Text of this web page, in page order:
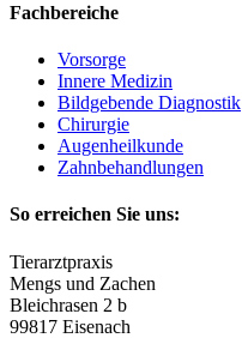
Fachbereiche
Vorsorge
Innere Medizin
Bildgebende Diagnostik
Chirurgie
Augenheilkunde
Zahnbehandlungen
So erreichen Sie uns:
Tierarztpraxis
Mengs und Zachen
Bleichrasen 2 b
99817 Eisenach